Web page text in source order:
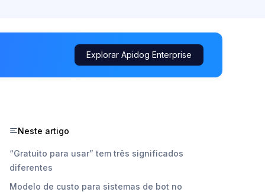
Explorar Apidog Enterprise
Neste artigo
“Gratuito para usar” tem três significados
diferentes
Modelo de custo para sistemas de bot no